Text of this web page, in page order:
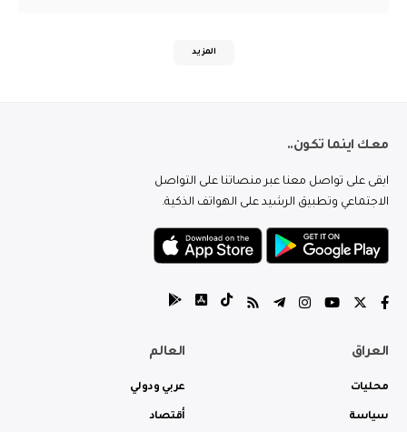
المزيد
معك اينما تكون..
ابقى على تواصل معنا عبر منصاتنا على التواصل
الاجتماعي وتطبيق الرشيد على الهواتف الذكية.
العراق
محليات
سياسة
العالم
عربي ودولي
أقتصاد